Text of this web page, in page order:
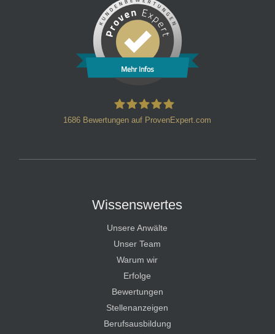
Mehr Infos
1686 Bewertungen auf ProvenExpert.com
Wissenswertes
Unsere Anwälte
Unser Team
Warum wir
Erfolge
Bewertungen
Stellenanzeigen
Berufsausbildung